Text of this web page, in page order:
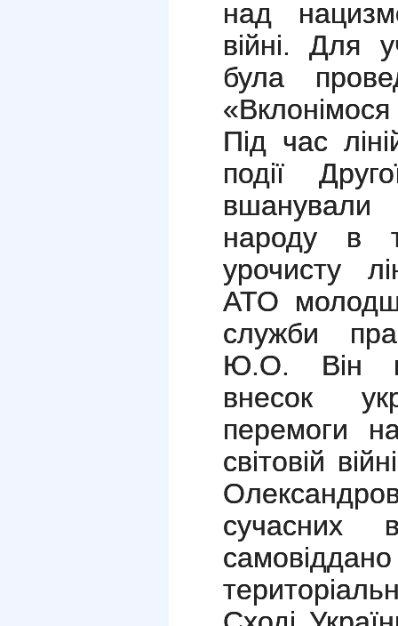
над
війні. Для
була
Під час
події
вшанували
народу в
урочисту
АТО
служби
Ю.О. Він
внесок
перемоги
світовій
сучасних